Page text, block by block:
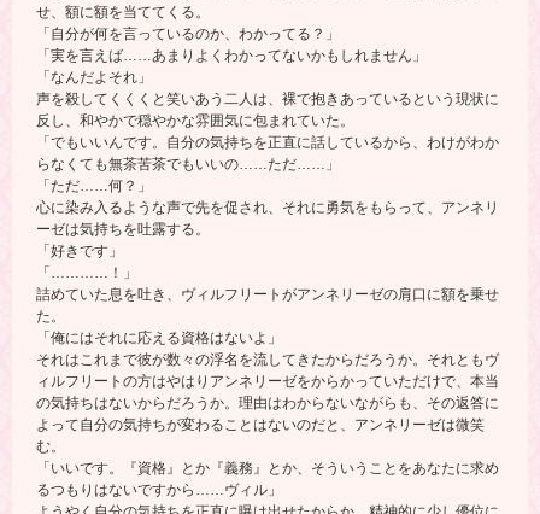
せ、額に額を当ててくる。
「自分が何を言っているのか、わかってる？」
「実を言えば……あまりよくわかってないかもしれません」
「なんだよそれ」
声を殺してくくくと笑いあう二人は、裸で抱きあっているという現状に
反し、和やかで穏やかな雰囲気に包まれていた。
「でもいいんです。自分の気持ちを正直に話しているから、わけがわか
らなくても無茶苦茶でもいいの……ただ……」
「ただ……何？」
心に染み入るような声で先を促され、それに勇気をもらって、アンネリ
ーゼは気持ちを吐露する。
「好きです」
「…………！」
詰めていた息を吐き、ヴィルフリートがアンネリーゼの肩口に額を乗せ
た。
「俺にはそれに応える資格はないよ」
それはこれまで彼が数々の浮名を流してきたからだろうか。それともヴ
ィルフリートの方はやはりアンネリーゼをからかっていただけで、本当
の気持ちはないからだろうか。理由はわからないながらも、その返答に
よって自分の気持ちが変わることはないのだと、アンネリーゼは微笑
む。
「いいです。『資格』とか『義務』とか、そういうことをあなたに求め
るつもりはないですから……ヴィル」